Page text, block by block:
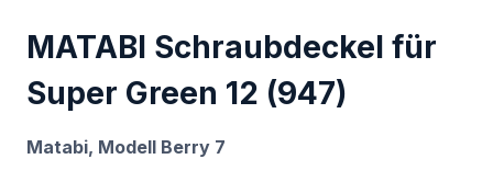
MATABI Schraubdeckel für
Super Green 12 (947)
Matabi, Modell Berry 7